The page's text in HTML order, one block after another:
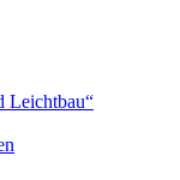
Leichtbau“